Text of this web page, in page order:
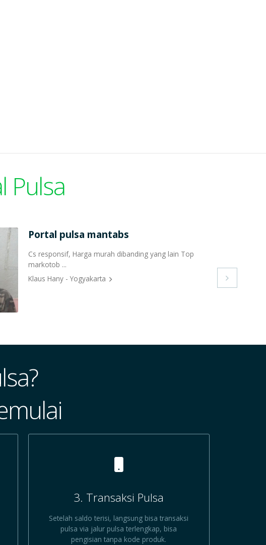
Pulsa
Portal pulsa mantabs
Cs responsif, Harga murah dibanding yang lain Top
markotob ...
Klaus Hany - Yogyakarta

3. Transaksi Pulsa
Setelah saldo terisi, langsung bisa transaksi
pulsa via jalur pulsa terlengkap, bisa
pengisian tanpa kode produk.